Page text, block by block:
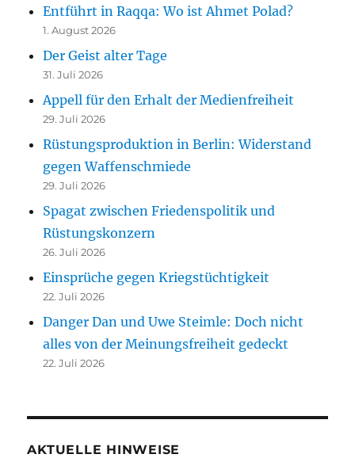
Entführt in Raqqa: Wo ist Ahmet Polad?
1. August 2026
Der Geist alter Tage
31. Juli 2026
Appell für den Erhalt der Medienfreiheit
29. Juli 2026
Rüstungsproduktion in Berlin: Widerstand
gegen Waffenschmiede
29. Juli 2026
Spagat zwischen Friedenspolitik und
Rüstungskonzern
26. Juli 2026
Einsprüche gegen Kriegstüchtigkeit
22. Juli 2026
Danger Dan und Uwe Steimle: Doch nicht
alles von der Meinungsfreiheit gedeckt
22. Juli 2026
AKTUELLE HINWEISE